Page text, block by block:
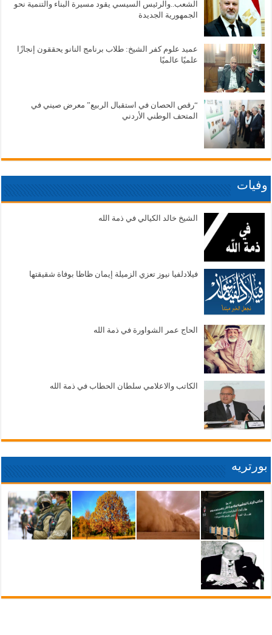
الشعب..والرئيس السيسي يقود مسيرة البناء والتنمية نحو
الجمهورية الجديدة
عميد علوم كفر الشيخ: طلاب برنامج النانو يحققون إنجازًا
علميًا عالميًا
“رقص الحصان في استقبال الربيع” معرض صيني في
المتحف الوطني الأردني
وفيات
الشيخ خالد الكيالي في ذمة الله
فيلادلفيا نيوز تعزي الزميلة إيمان ظاظا بوفاة شقيقتها
الحاج عمر الشواورة في ذمة الله
الكاتب والاعلامي سلطان الحطاب في ذمة الله
بورتريه